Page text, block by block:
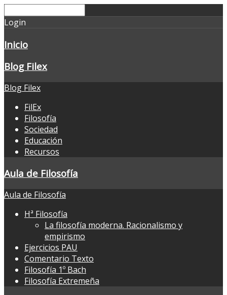
Login
Inicio
Blog Filex
Blog Filex
FilEx
Filosofía
Sociedad
Educación
Recursos
Aula de Filosofía
Aula de Filosofía
Hª Filosofía
La filosofía moderna. Racionalismo y
empirismo
Ejercicios PAU
Comentario Texto
Filosofía 1º Bach
Filosofía Extremeña